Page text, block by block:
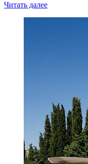
Читать далее